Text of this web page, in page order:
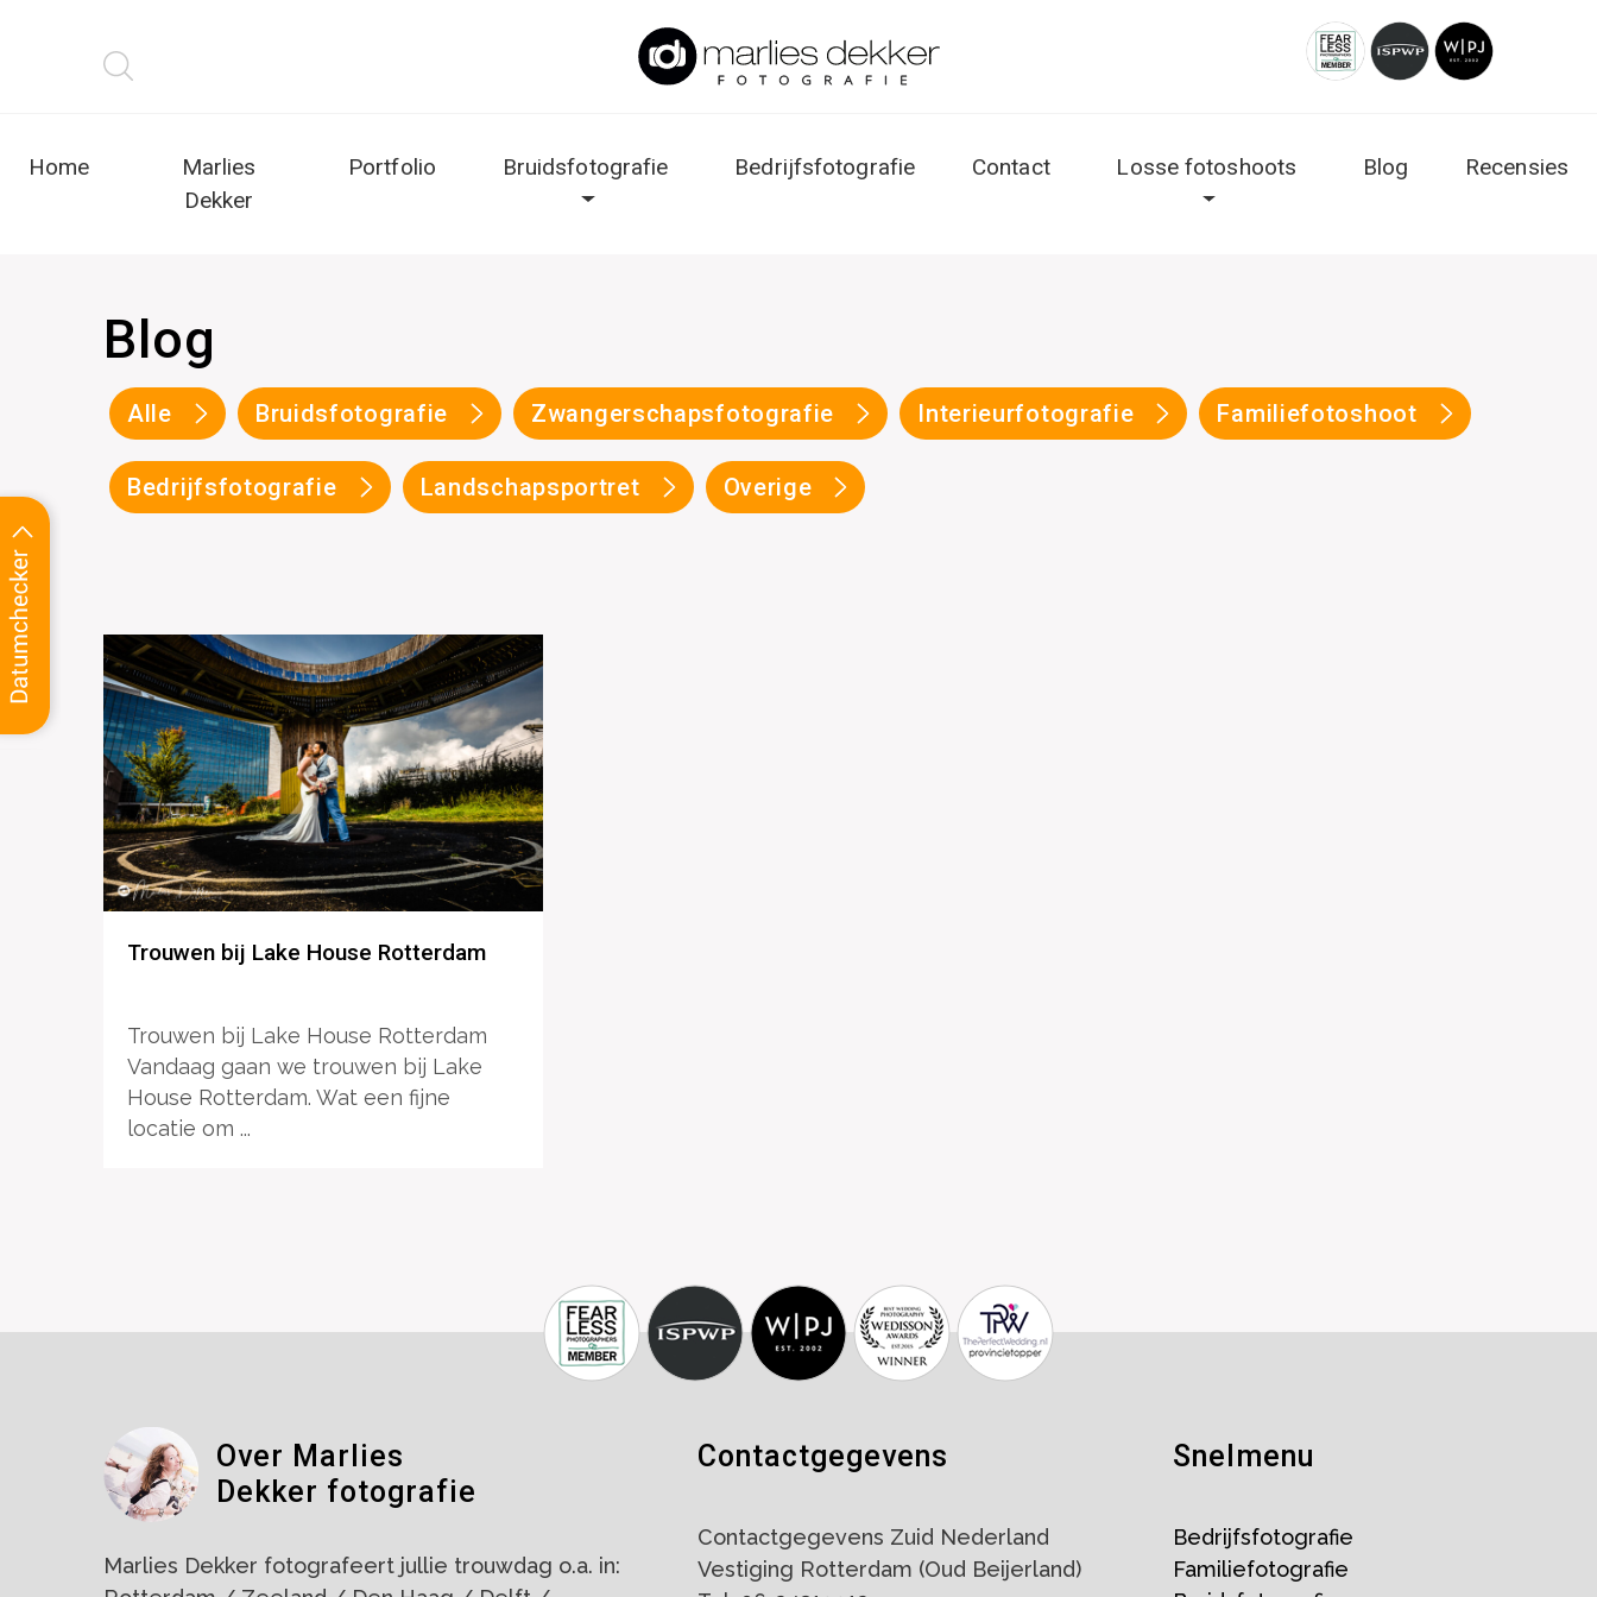
Home
Marlies
Dekker
Portfolio Bruidsfotografie Bedrijfsfotografie Contact Losse fotoshoots Blog Recensies
Blog
Alle Bruidsfotografie Zwangerschapsfotografie Interieurfotografie Familiefotoshoot
Bedrijfsfotografie Landschapsportret Overige
Trouwen bij Lake House Rotterdam
Trouwen bij Lake House Rotterdam
Vandaag gaan we trouwen bij Lake
House Rotterdam. Wat een fijne
locatie om ...
Over Marlies
Dekker fotografie
Marlies Dekker fotografeert jullie trouwdag o.a. in:
Contactgegevens
Contactgegevens Zuid Nederland
Vestiging Rotterdam (Oud Beijerland)
Snelmenu
Bedrijfsfotografie
Familiefotografie